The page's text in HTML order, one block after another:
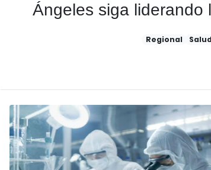
Ángeles siga liderando
Regional Salud